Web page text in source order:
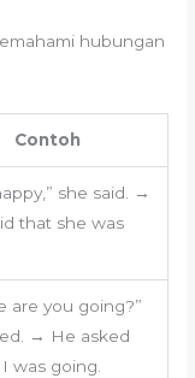
hubungan
Contoh
she said. →
that she was
are you going?”
→ He asked
was going.